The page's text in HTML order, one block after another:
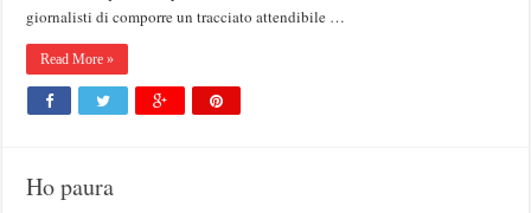
giornalisti di comporre un tracciato attendibile …
Read More »
Ho paura